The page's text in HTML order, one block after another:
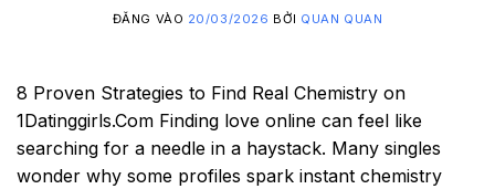
ĐĂNG VÀO 20/03/2026 BỞI QUAN QUAN
8 Proven Strategies to Find Real Chemistry on
1Datinggirls.Com Finding love online can feel like
searching for a needle in a haystack. Many singles
wonder why some profiles spark instant chemistry